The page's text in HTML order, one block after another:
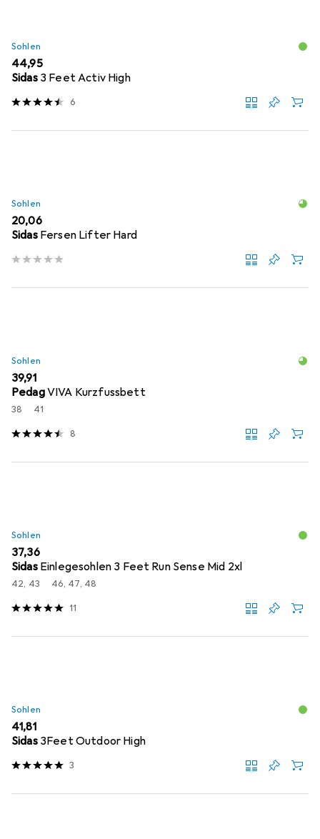
Sohlen
EUR
44,95
Sidas 3 Feet Activ High
6
Sohlen
EUR
20,06
Sidas Fersen Lifter Hard
Sohlen
EUR
39,91
PedagVIVA Kurzfussbett
38 41
8
Sohlen
EUR
37,36
Sidas Einlegesohlen 3 Feet Run Sense Mid 2xl
42, 43 46, 47, 48
11
Sohlen
EUR
41,81
Sidas 3Feet Outdoor High
3